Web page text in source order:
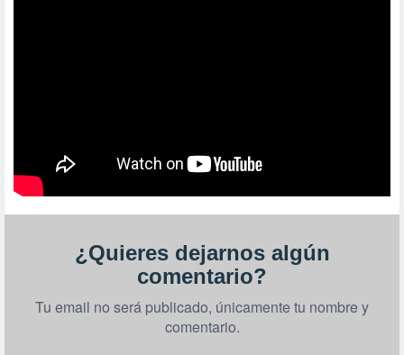
¿Quieres dejarnos algún
comentario?
Tu email no será publicado, únicamente tu nombre y
comentario.